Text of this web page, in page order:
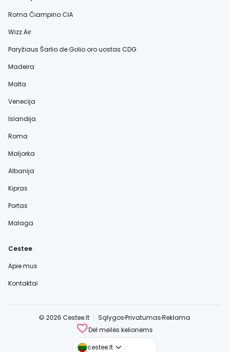
Roma Čiampino CIA
Wizz Air
Paryžiaus Šarlio de Golio oro uostas CDG
Madeira
Malta
Venecija
Islandija
Roma
Maljorka
Albanija
Kipras
Portas
Malaga
Cestee
Apie mus
Kontaktai
© 2026 Cestee.lt SąlygosPrivatumasReklama
Dėl meilės kelionėms
cestee.lt
cestee.com